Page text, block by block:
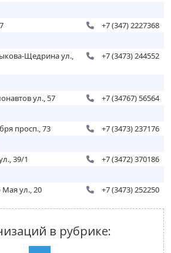
+7 (347) 2227368
Щедрина ул.,
+7 (3473) 244552
ул., 57
+7 (34767) 56564
просп., 73
+7 (3473) 237176
39/1
+7 (3472) 370186
Мая ул., 20
+7 (3473) 252250
в рубрике: